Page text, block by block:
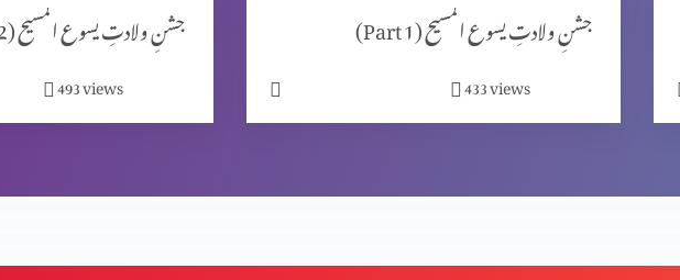
جشنِ ولادتِ یسوع المسیح (Part 2)
493views
جشنِ ولادتِ یسوع المسیح (Part 1)
433views